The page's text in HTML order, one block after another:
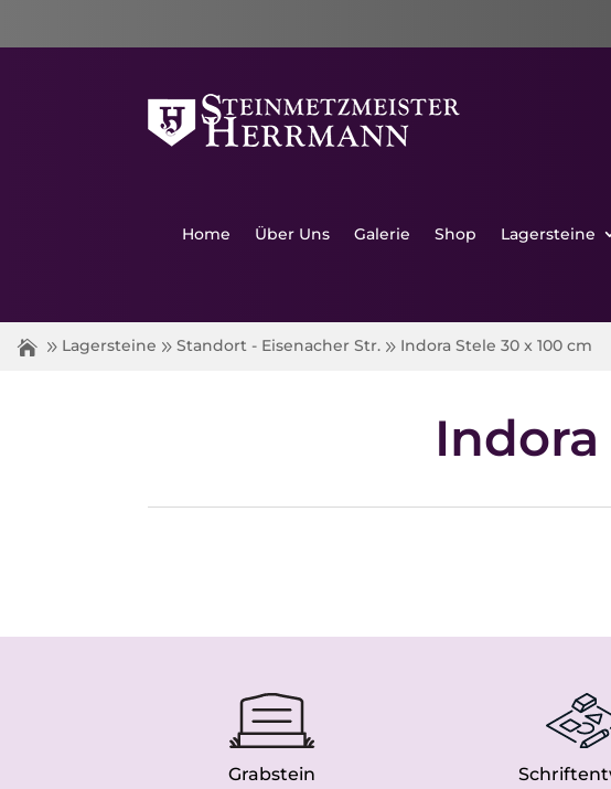
Home Über Uns Galerie Shop Lagersteine
Lagersteine Standort - Eisenacher Str. Indora Stele 30 x 100 cm
Indora
Grabstein